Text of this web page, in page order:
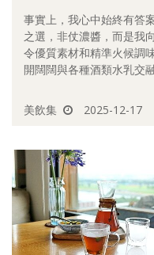
歷史區
關於Yilan
媒體報導一覽
合作與代言
訂閱電子報
事實上，我心中始終有
之選，非仗濃醬，而是我
令優質素材和精準火候調
開闊闊與各種酒類水乳交
美飲集 2025-12-17